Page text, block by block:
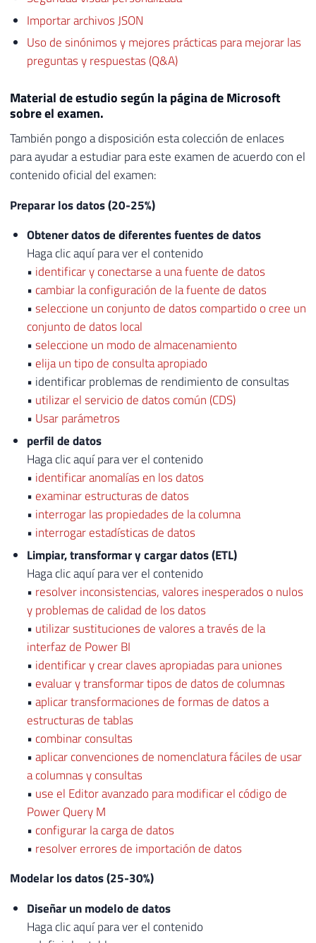
Importar archivos JSON
Uso de sinónimos y mejores prácticas para mejorar las
preguntas y respuestas (Q&A)
Material de estudio según la página de Microsoft
sobre el examen.
También pongo a disposición esta colección de enlaces
para ayudar a estudiar para este examen de acuerdo con el
contenido oficial del examen:
Preparar los datos (20-25%)
Obtener datos de diferentes fuentes de datos
Haga clic aquí para ver el contenido
• identificar y conectarse a una fuente de datos
• cambiar la configuración de la fuente de datos
•seleccione un conjunto de datos compartido o cree un
conjunto de datos local
•seleccione un modo de almacenamiento
• elija un tipo de consulta apropiado
• identificar problemas de rendimiento de consultas
• utilizar el servicio de datos común (CDS)
• Usar parámetros
perfil de datos
Haga clic aquí para ver el contenido
• identificar anomalías en los datos
• examinar estructuras de datos
• interrogar las propiedades de la columna
• interrogar estadísticas de datos
Limpiar, transformar y cargar datos (ETL)
Haga clic aquí para ver el contenido
• resolver inconsistencias, valores inesperados o nulos
y problemas de calidad de los datos
• utilizar sustituciones de valores a través de la
interfaz de Power BI
• identificar y crear claves apropiadas para uniones
• evaluar y transformar tipos de datos de columnas
•aplicar transformaciones de formas de datos a
estructuras de tablas
• combinar consultas
•aplicar convenciones de nomenclatura fáciles de usar
a columnas y consultas
• use el Editor avanzado para modificar el código de
Power Query M
• configurar la carga de datos
• resolver errores de importación de datos
Modelar los datos (25-30%)
Diseñar un modelo de datos
Haga clic aquí para ver el contenido